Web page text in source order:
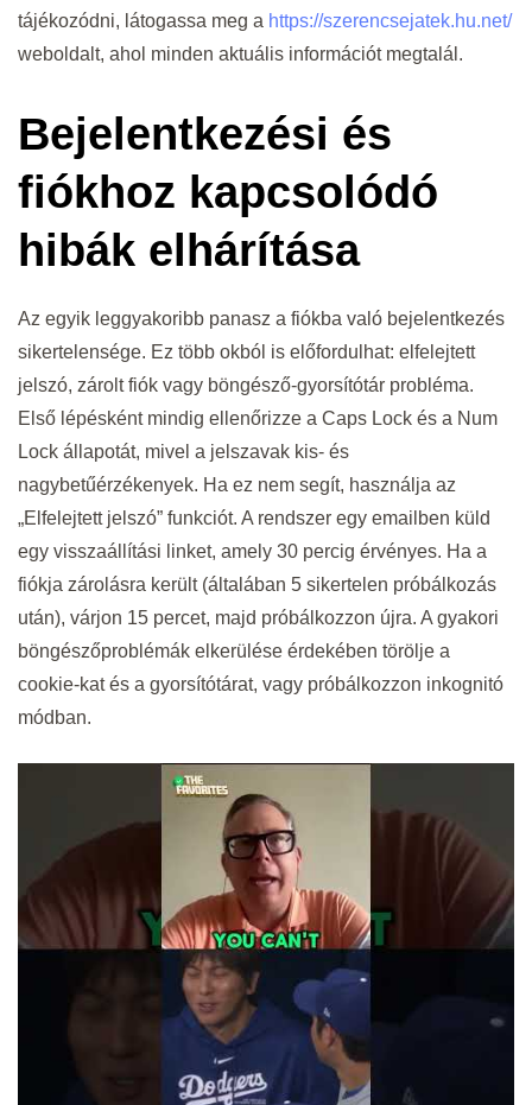
tájékozódni, látogassa meg a https://szerencsejatek.hu.net/
weboldalt, ahol minden aktuális információt megtalál.
Bejelentkezési és
fiókhoz kapcsolódó
hibák elhárítása
Az egyik leggyakoribb panasz a fiókba való bejelentkezés
sikertelensége. Ez több okból is előfordulhat: elfelejtett
jelszó, zárolt fiók vagy böngésző-gyorsítótár probléma.
Első lépésként mindig ellenőrizze a Caps Lock és a Num
Lock állapotát, mivel a jelszavak kis- és
nagybetűérzékenyek. Ha ez nem segít, használja az
„Elfelejtett jelszó” funkciót. A rendszer egy emailben küld
egy visszaállítási linket, amely 30 percig érvényes. Ha a
fiókja zárolásra került (általában 5 sikertelen próbálkozás
után), várjon 15 percet, majd próbálkozzon újra. A gyakori
böngészőproblémák elkerülése érdekében törölje a
cookie-kat és a gyorsítótárat, vagy próbálkozzon inkognitó
módban.